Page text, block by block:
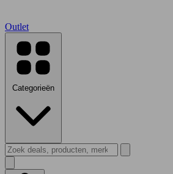
Outlet
Categorieën